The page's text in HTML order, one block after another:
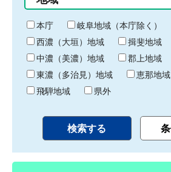
り
終
わ
り
本庁
岐阜地域（本庁除く）
西濃（大垣）地域
揖斐地域
中濃（美濃）地域
郡上地域
東濃（多治見）地域
恵那地域
飛騨地域
県外